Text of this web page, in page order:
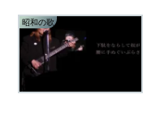
昭和の歌